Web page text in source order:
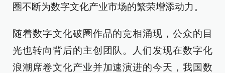
圈不断为数字文化产业市场的繁荣增添动力。
随着数字文化破圈作品的竞相涌现，公众的目
光也转向背后的主创团队。人们发现在数字化
浪潮席卷文化产业并加速演进的今天，我国数